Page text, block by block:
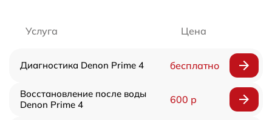
Услуга Цена
Диагностика Denon Prime 4 бесплатно
Восстановление после воды
Denon Prime 4
600 р